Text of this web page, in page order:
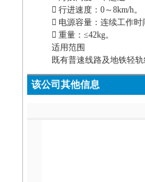
 行进速度：0～8km/h。
 电源容量：连续工作时
 重量：≤42kg。
适用范围
既有普速线路及地铁轻
该公司其他信息